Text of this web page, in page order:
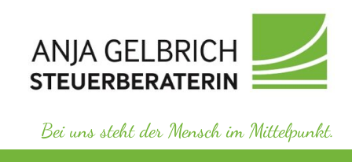
Bei uns steht der Mensch im Mittelpunkt.